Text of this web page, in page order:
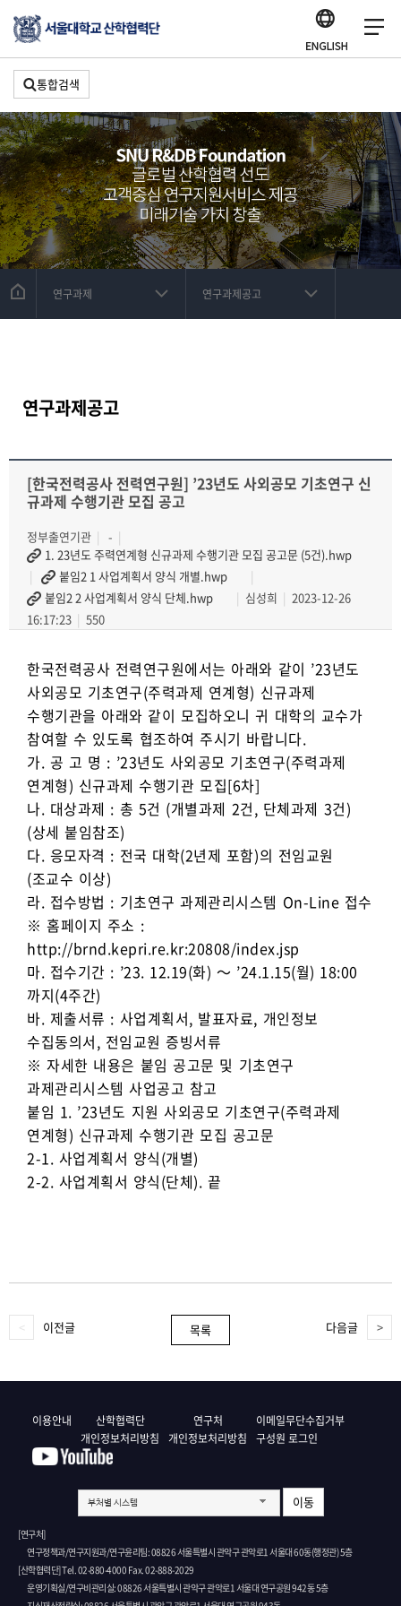
통합검색
연구과제 연구과제공고
연구과제공고
[한국전력공사 전력연구원] ’23년도 사외공모 기초연구 신
규과제 수행기관 모집 공고
정부출연기관
-
1. 23년도 주력연계형 신규과제 수행기관 모집 공고문 (5건).hwp
붙임2 1 사업계획서 양식 개별.hwp
붙임2 2 사업계획서 양식 단체.hwp
심성희
2023-12-26
16:17:23
550
한국전력공사 전력연구원에서는 아래와 같이 ’23년도
사외공모 기초연구(주력과제 연계형) 신규과제
수행기관을 아래와 같이 모집하오니 귀 대학의 교수가
참여할 수 있도록 협조하여 주시기 바랍니다.
가. 공 고 명 : ’23년도 사외공모 기초연구(주력과제
연계형) 신규과제 수행기관 모집[6차]
나. 대상과제 : 총 5건 (개별과제 2건, 단체과제 3건)
(상세 붙임참조)
다. 응모자격 : 전국 대학(2년제 포함)의 전임교원
(조교수 이상)
라. 접수방법 : 기초연구 과제관리시스템 On-Line 접수
※ 홈페이지 주소 :
http://brnd.kepri.re.kr:20808/index.jsp
마. 접수기간 : ’23. 12.19(화) ～ ’24.1.15(월) 18:00
까지(4주간)
바. 제출서류 : 사업계획서, 발표자료, 개인정보
수집동의서, 전임교원 증빙서류
※ 자세한 내용은 붙임 공고문 및 기초연구
과제관리시스템 사업공고 참고
붙임 1. ’23년도 지원 사외공모 기초연구(주력과제
연계형) 신규과제 수행기관 모집 공고문
2-1. 사업계획서 양식(개별)
2-2. 사업계획서 양식(단체). 끝
이전글 목록 다음글
이용안내
산학협력단
개인정보처리방침
연구처
개인정보처리방침
이메일무단수집거부
구성원 로그인
부처별 시스템 이동
[연구처]
연구정책과/연구지원과/연구윤리팀: 08826 서울특별시 관악구 관악로1 서울대 60동(행정관) 5층
[산학협력단] Tel. 02-880-4000 Fax. 02-888-2029
운영기획실/연구비관리실: 08826 서울특별시 관악구 관악로1 서울대 연구공원 942동 5층